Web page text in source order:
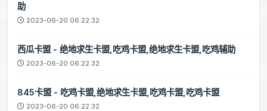
助
2023-06-20 06:22:32
西瓜卡盟 - 绝地求生卡盟,吃鸡卡盟,绝地求生卡盟,吃鸡辅助
2023-06-20 06:22:32
845卡盟 - 吃鸡卡盟,绝地求生卡盟,吃鸡卡盟,吃鸡卡盟
2023-06-20 06:22:32